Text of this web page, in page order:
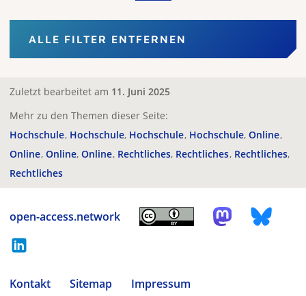
ALLE FILTER ENTFERNEN
Zuletzt bearbeitet am 11. Juni 2025
Mehr zu den Themen dieser Seite:
Hochschule Hochschule Hochschule Hochschule Online
Online Online Online Rechtliches Rechtliches Rechtliches
Rechtliches
open-access.network
Kontakt Sitemap
Impressum